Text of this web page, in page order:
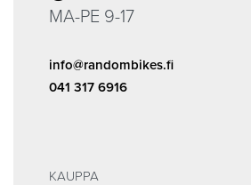
MA-PE 9-17
info@randombikes.fi
041 317 6916
KAUPPA